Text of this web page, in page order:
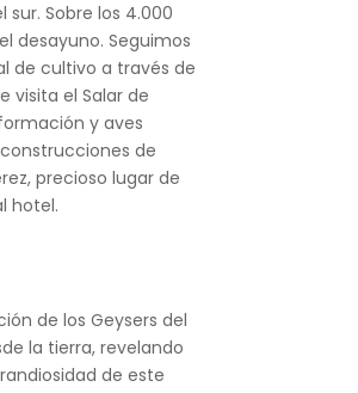
Sobre los 4.000
desayuno. Seguimos
de cultivo a través de
visita el Salar de
y aves
de
precioso lugar de
hotel.
de los Geysers del
la tierra, revelando
de este